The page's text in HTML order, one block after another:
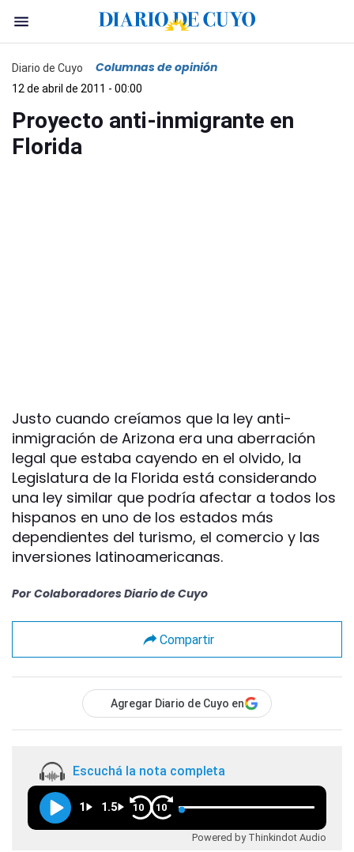
Diario de Cuyo Columnas de opinión
12 de abril de 2011 - 00:00
Proyecto anti-inmigrante en
Florida
Justo cuando creíamos que la ley anti-
inmigración de Arizona era una aberración
legal que estaba cayendo en el olvido, la
Legislatura de la Florida está considerando
una ley similar que podría afectar a todos los
hispanos en uno de los estados más
dependientes del turismo, el comercio y las
inversiones latinoamericanas.
Por Colaboradores Diario de Cuyo
Compartir
Agregar Diario de Cuyo en
Escuchá la nota completa
1 1.5 10 10
Powered by Thinkindot Audio